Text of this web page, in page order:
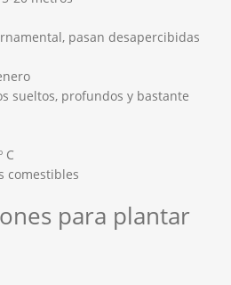
pasan desapercibidas
sueltos, profundos y bastante
C
comestibles
para plantar